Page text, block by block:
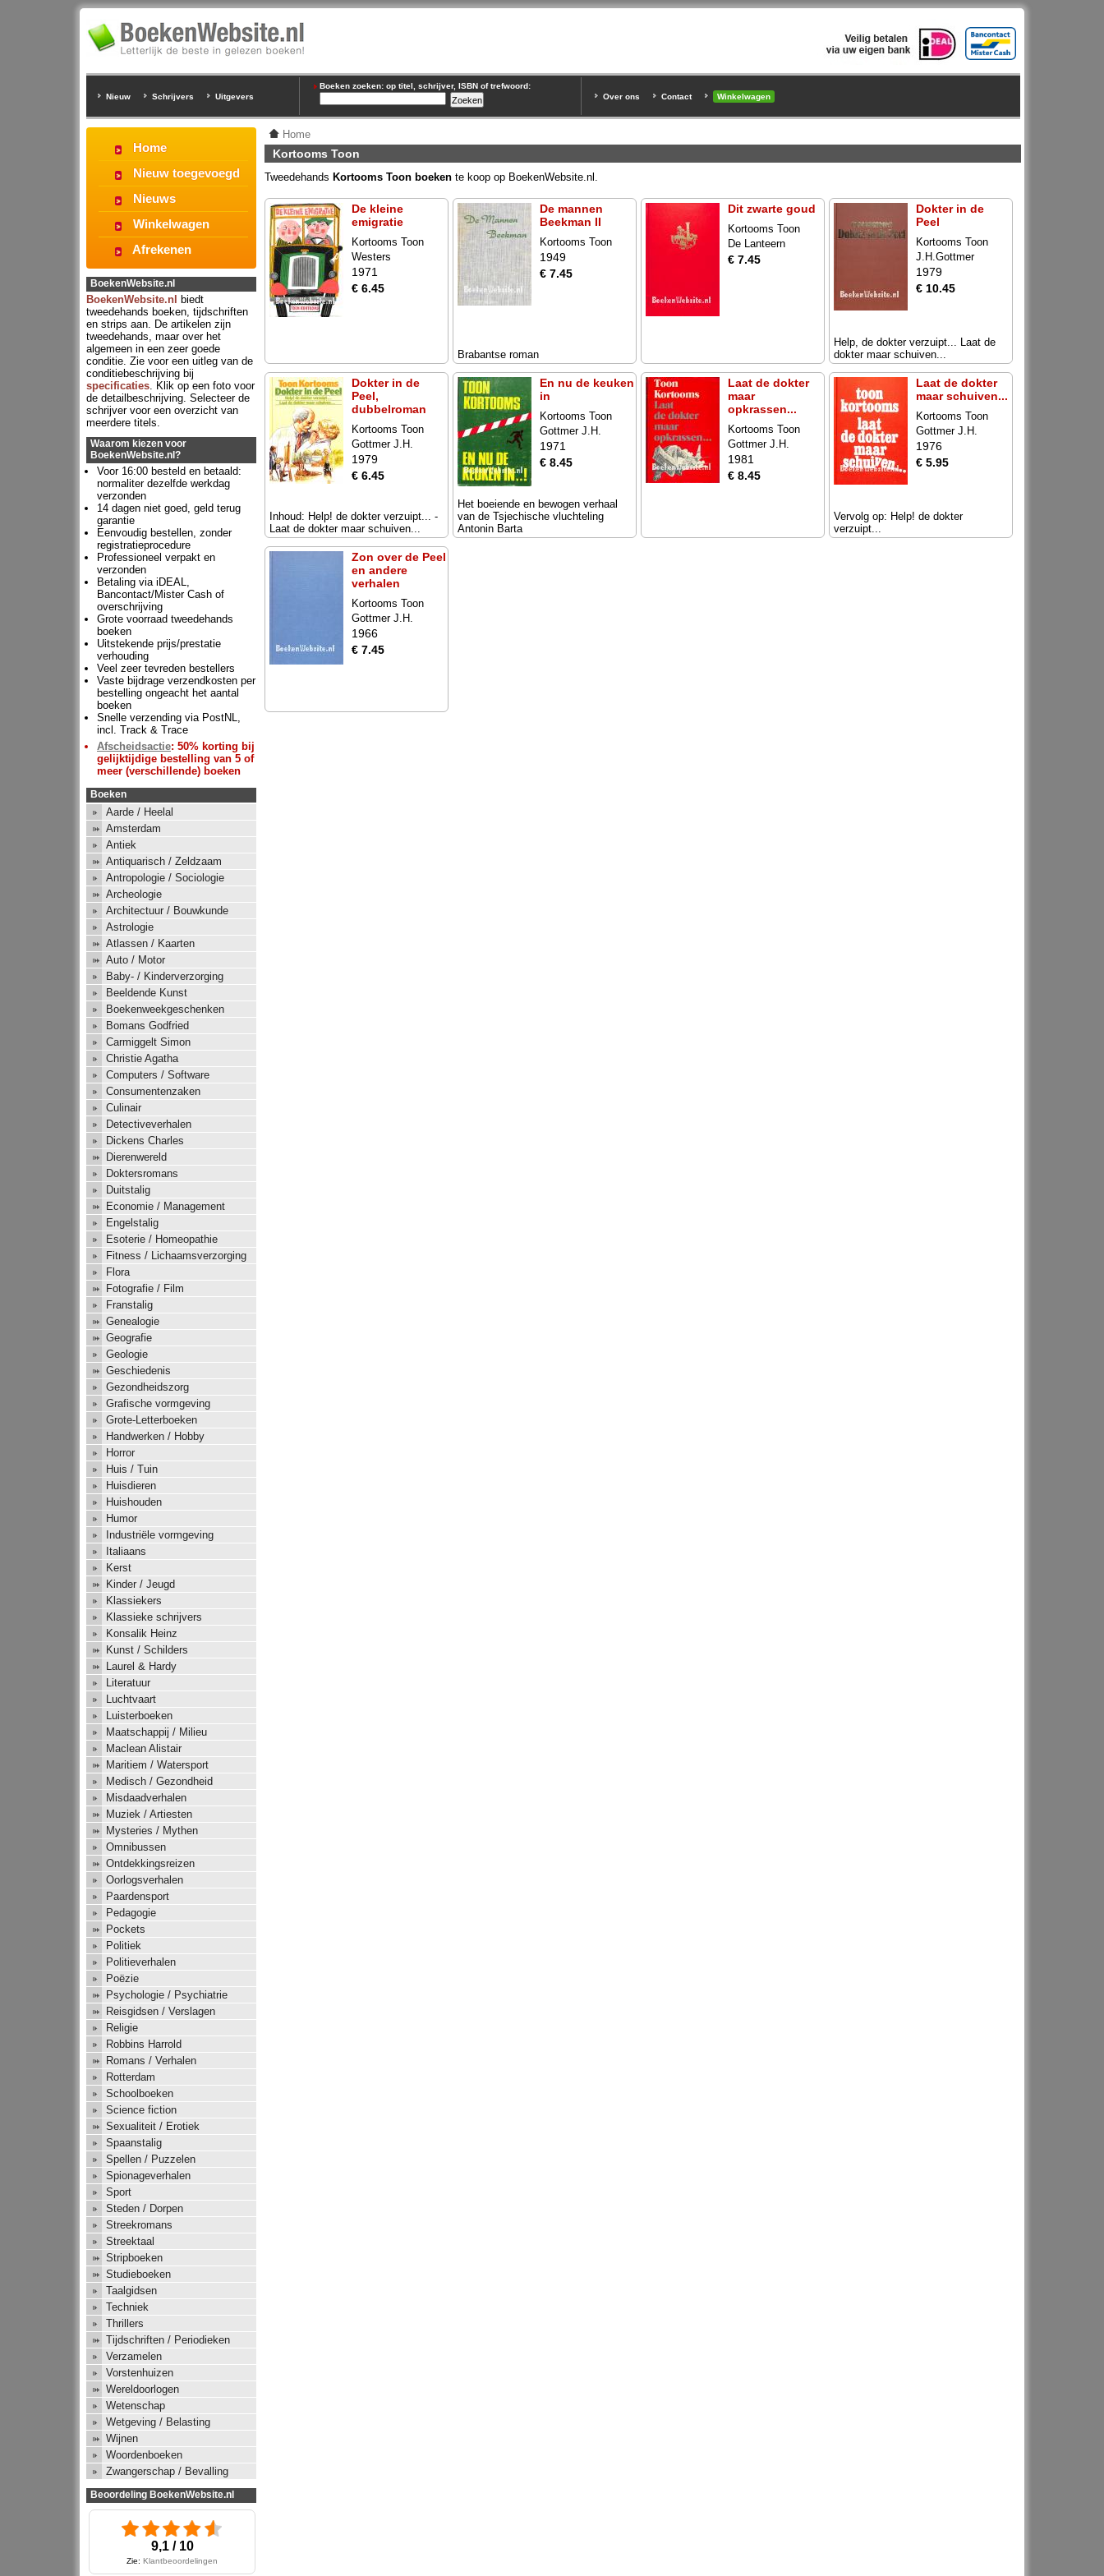
Nieuw Schrijvers Uitgevers
Boeken zoeken: op titel, schrijver, ISBN of trefwoord:
Over ons
Contact Winkelwagen
Home
Kortooms Toon
Tweedehands Kortooms Toon boeken te koop op BoekenWebsite.nl.
De kleine
emigratie
Kortooms Toon
Westers
1971
€ 6.45
De mannen
Beekman II
Kortooms Toon
1949
€ 7.45
Brabantse roman
Dit zwarte goud
Kortooms Toon
De Lanteern
€ 7.45
Dokter in de
Peel
Kortooms Toon
J.H.Gottmer
1979
€ 10.45
Help, de dokter verzuipt... Laat de
dokter maar schuiven...
Dokter in de
Peel,
dubbelroman
Kortooms Toon
Gottmer J.H.
1979
€ 6.45
Inhoud: Help! de dokter verzuipt... -
Laat de dokter maar schuiven...
En nu de keuken
in
Kortooms Toon
Gottmer J.H.
1971
€ 8.45
Het boeiende en bewogen verhaal
van de Tsjechische vluchteling
Antonin Barta
Laat de dokter
maar
opkrassen...
Kortooms Toon
Gottmer J.H.
1981
€ 8.45
Laat de dokter
maar schuiven...
Kortooms Toon
Gottmer J.H.
1976
€ 5.95
Vervolg op: Help! de dokter
verzuipt...
Zon over de Peel
en andere
verhalen
Kortooms Toon
Gottmer J.H.
1966
€ 7.45
Home
Nieuw toegevoegd
Nieuws
Winkelwagen
Afrekenen
BoekenWebsite.nl
BoekenWebsite.nl
biedt
tweedehands boeken, tijdschriften
en strips aan. De artikelen zijn
tweedehands, maar over het
algemeen in een zeer goede
conditie. Zie voor een uitleg van de
conditiebeschrijving bij
specificaties. Klik op een foto voor
de detailbeschrijving. Selecteer de
schrijver voor een overzicht van
meerdere titels.
Waarom kiezen voor
BoekenWebsite.nl?
Voor 16:00 besteld en betaald:
normaliter dezelfde werkdag
verzonden
14 dagen niet goed, geld terug
garantie
Eenvoudig bestellen, zonder
registratieprocedure
Professioneel verpakt en
verzonden
Betaling via iDEAL,
Bancontact/Mister Cash of
overschrijving
Grote voorraad tweedehands
boeken
Uitstekende prijs/prestatie
verhouding
Veel zeer tevreden bestellers
Vaste bijdrage verzendkosten per
bestelling ongeacht het aantal
boeken
Snelle verzending via PostNL,
incl. Track & Trace
Afscheidsactie: 50% korting bij
gelijktijdige bestelling van 5 of
meer (verschillende) boeken
Boeken
Aarde / Heelal
Amsterdam
Antiek
Antiquarisch / Zeldzaam
Antropologie / Sociologie
Archeologie
Architectuur / Bouwkunde
Astrologie
Atlassen / Kaarten
Auto / Motor
Baby- / Kinderverzorging
Beeldende Kunst
Boekenweekgeschenken
Bomans Godfried
Carmiggelt Simon
Christie Agatha
Computers / Software
Consumentenzaken
Culinair
Detectiveverhalen
Dickens Charles
Dierenwereld
Doktersromans
Duitstalig
Economie / Management
Engelstalig
Esoterie / Homeopathie
Fitness / Lichaamsverzorging
Flora
Fotografie / Film
Franstalig
Genealogie
Geografie
Geologie
Geschiedenis
Gezondheidszorg
Grafische vormgeving
Grote-Letterboeken
Handwerken / Hobby
Horror
Huis / Tuin
Huisdieren
Huishouden
Humor
Industriële vormgeving
Italiaans
Kerst
Kinder / Jeugd
Klassiekers
Klassieke schrijvers
Konsalik Heinz
Kunst / Schilders
Laurel & Hardy
Literatuur
Luchtvaart
Luisterboeken
Maatschappij / Milieu
Maclean Alistair
Maritiem / Watersport
Medisch / Gezondheid
Misdaadverhalen
Muziek / Artiesten
Mysteries / Mythen
Omnibussen
Ontdekkingsreizen
Oorlogsverhalen
Paardensport
Pedagogie
Pockets
Politiek
Politieverhalen
Poëzie
Psychologie / Psychiatrie
Reisgidsen / Verslagen
Religie
Robbins Harrold
Romans / Verhalen
Rotterdam
Schoolboeken
Science fiction
Sexualiteit / Erotiek
Spaanstalig
Spellen / Puzzelen
Spionageverhalen
Sport
Steden / Dorpen
Streekromans
Streektaal
Stripboeken
Studieboeken
Taalgidsen
Techniek
Thrillers
Tijdschriften / Periodieken
Verzamelen
Vorstenhuizen
Wereldoorlogen
Wetenschap
Wetgeving / Belasting
Wijnen
Woordenboeken
Zwangerschap / Bevalling
Beoordeling BoekenWebsite.nl
9,1 / 10
Zie: Klantbeoordelingen